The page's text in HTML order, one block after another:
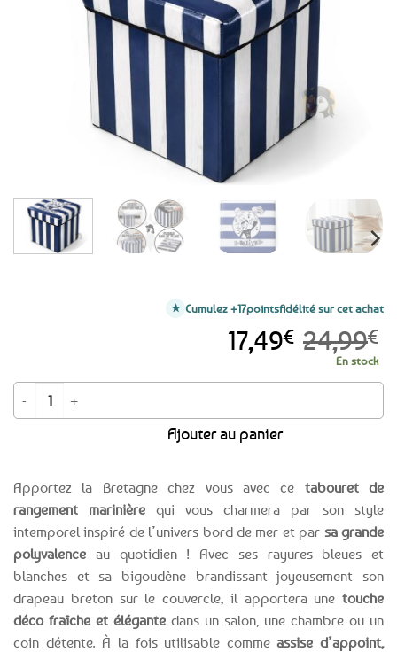
Apportez la Bretagne chez vous avec ce tabouret de
rangement marinière qui vous charmera par son style
intemporel inspiré de l’univers bord de mer et par sa grande
polyvalence au quotidien ! Avec ses rayures bleues et
blanches et sa bigoudène brandissant joyeusement son
drapeau breton sur le couvercle, il apportera une touche
déco fraîche et élégante dans un salon, une chambre ou un
coin détente. À la fois utilisable commeassise d’appoint,
24,99€
Le
initial
était :
24,99€.
17,49€Le
prix
actuel
est :
En stock
quantité de BON PLAN -30% ! Pouf / Coffre de rangement pliable
Ajouter au panier
Cumulez +17pointsfidélité sur cet achat